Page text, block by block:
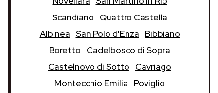
Scandiano
Quattro Castella
Albinea San Polo d'Enza
Bibbiano
Boretto
Cadelbosco di Sopra
Castelnovo di Sotto
Cavriago
Montecchio Emilia
Poviglio